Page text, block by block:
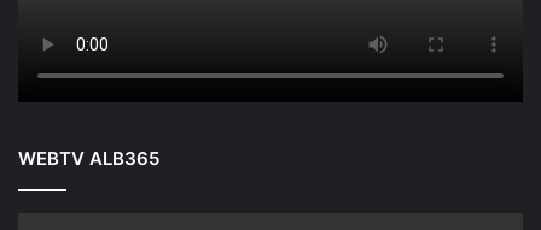
WEBTV ALB365